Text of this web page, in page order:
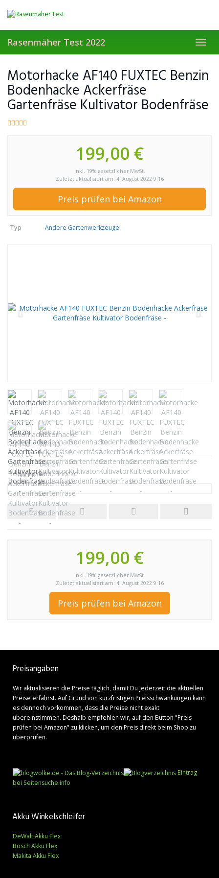
Rasenmäher Test 2022
Motorhacke AF140 FUXTEC Benzin
Bodenhacke Ackerfräse
Gartenfräse Kultivator Bodenfräse
199,00 €
inkl. 19% gesetzlicher MwSt.
Zuletzt aktualisiert am: 4. August 2022 9:16
Preis prüfen bei Amazon
Typ Andere Gartenwerkzeuge
Menu
199,00 €
inkl. 19% gesetzlicher MwSt.
Zuletzt aktualisiert am: 4. August 2022 9:16
Preis prüfen bei Amazon
Preisangaben
Wir aktualisieren die Preise täglich, damit Du jederzeit die aktuellen
Preise erfährst. Auf Grund von kurzfristigen Preisschwankungen kann
es dennoch vorkommen, dass die Preise nicht exakt
übereinstimmen. Deshalb empfehlen wir, auf den Button "Preis
prüfen bei Amazon" zu klicken, um den Preis direkt beim Shop zu
überprüfen.
Eintrag
bei Seitensuche.info
Akku Winkelschleifer
DeWalt Akku Flex
Bosch Akku Flex
Makita Akku Flex